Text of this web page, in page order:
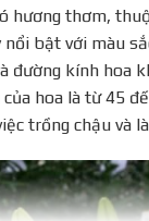
hương thơm,
nổi bật với màu
đường kính hoa
hoa là từ 45
trồng chậu và